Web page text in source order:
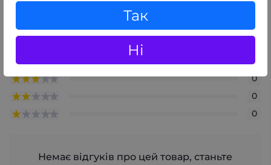
Так
Ні
0
0
0
0
Немає відгуків про цей товар, станьте